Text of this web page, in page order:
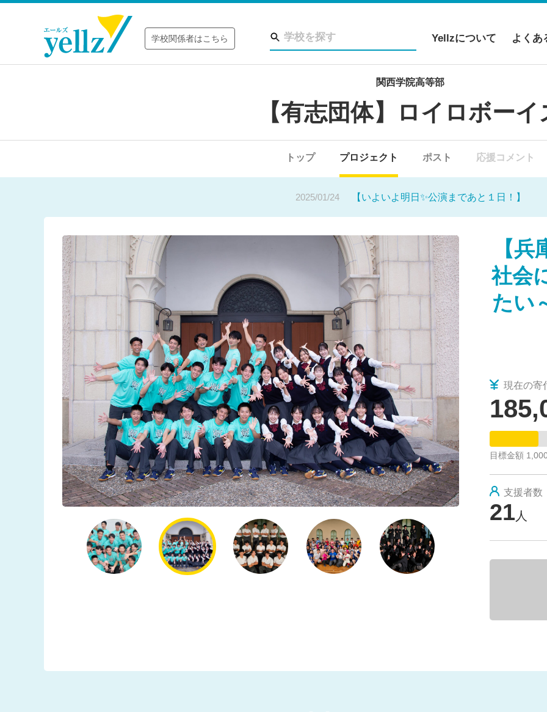
学校関係者はこちら Yellzについて よくあ
関西学院高等部
【有志団体】ロイロボーイ
トップ プロジェクト ポスト 応援コメント
2025/01/23 【公演まであと3日！ 】
2025/03/10 公演無事終了✨
2025/01/24 【いよいよ明日✨公演まであと１日！】
2025/01/23 【公演まであと3日！ 】
2025/03/10 公演無事終了✨
【
社会
たい
現在の寄
目標金額
支援者数
21 人